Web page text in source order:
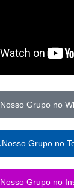
Nosso Grupo no
Nosso Grupo no
Nosso Grupo no